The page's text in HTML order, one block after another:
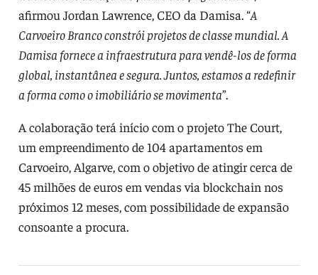
afirmou Jordan Lawrence, CEO da Damisa. “A
Carvoeiro Branco constrói projetos de classe mundial. A
Damisa fornece a infraestrutura para vendê-los de forma
global, instantânea e segura. Juntos, estamos a redefinir
a forma como o imobiliário se movimenta”.
A colaboração terá início com o projeto The Court,
um empreendimento de 104 apartamentos em
Carvoeiro, Algarve, com o objetivo de atingir cerca de
45 milhões de euros em vendas via blockchain nos
próximos 12 meses, com possibilidade de expansão
consoante a procura.